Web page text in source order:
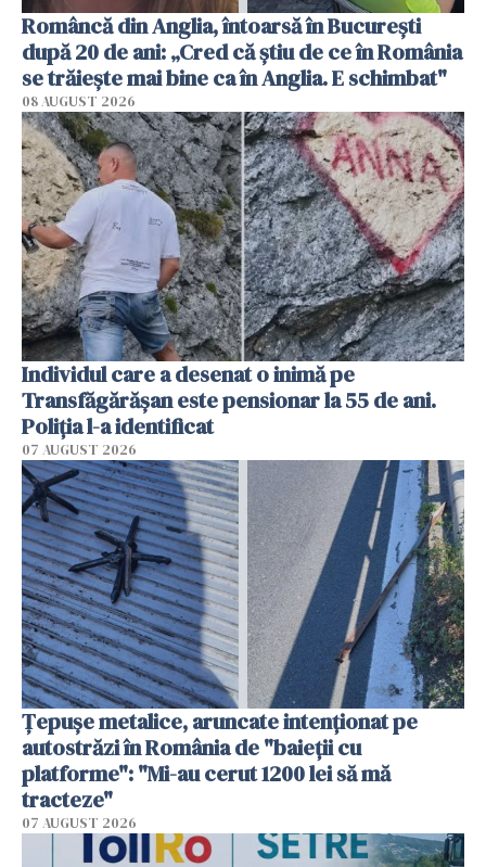
Româncă din Anglia, întoarsă în București
după 20 de ani: „Cred că știu de ce în România
se trăiește mai bine ca în Anglia. E schimbat"
08 AUGUST 2026
Individul care a desenat o inimă pe
Transfăgărășan este pensionar la 55 de ani.
Poliția l-a identificat
07 AUGUST 2026
Țepușe metalice, aruncate intenționat pe
autostrăzi în România de "baieții cu
platforme": "Mi-au cerut 1200 lei să mă
tracteze"
07 AUGUST 2026